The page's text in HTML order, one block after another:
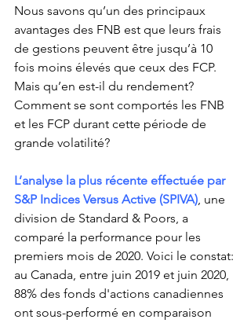
Nous savons qu’un des principaux
avantages des FNB est que leurs frais
de gestions peuvent être jusqu’à 10
fois moins élevés que ceux des FCP.
Mais qu’en est-il du rendement?
Comment se sont comportés les FNB
et les FCP durant cette période de
grande volatilité?
L’analyse la plus récente effectuée par
S&P Indices Versus Active (SPIVA), une
division de Standard & Poors, a
comparé la performance pour les
premiers mois de 2020. Voici le constat:
au Canada, entre juin 2019 et juin 2020,
88% des fonds d'actions canadiennes
ont sous-performé en comparaison